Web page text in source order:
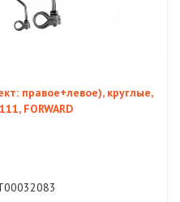
правое+левое), круглые,
FORWARD